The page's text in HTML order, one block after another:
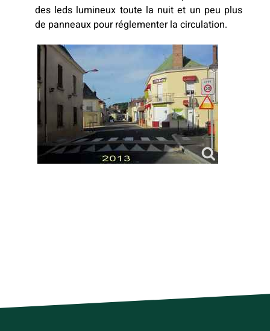
des leds lumineux toute la nuit et un peu plus
de panneaux pour réglementer la circulation.